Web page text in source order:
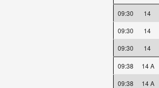
09:30 14
09:30
14
09:30
14
09:38 14 A
09:38
14 A